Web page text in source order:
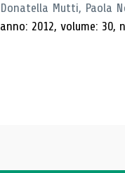
Donatella Mutti, Paola
anno: 2012, volume: 30,